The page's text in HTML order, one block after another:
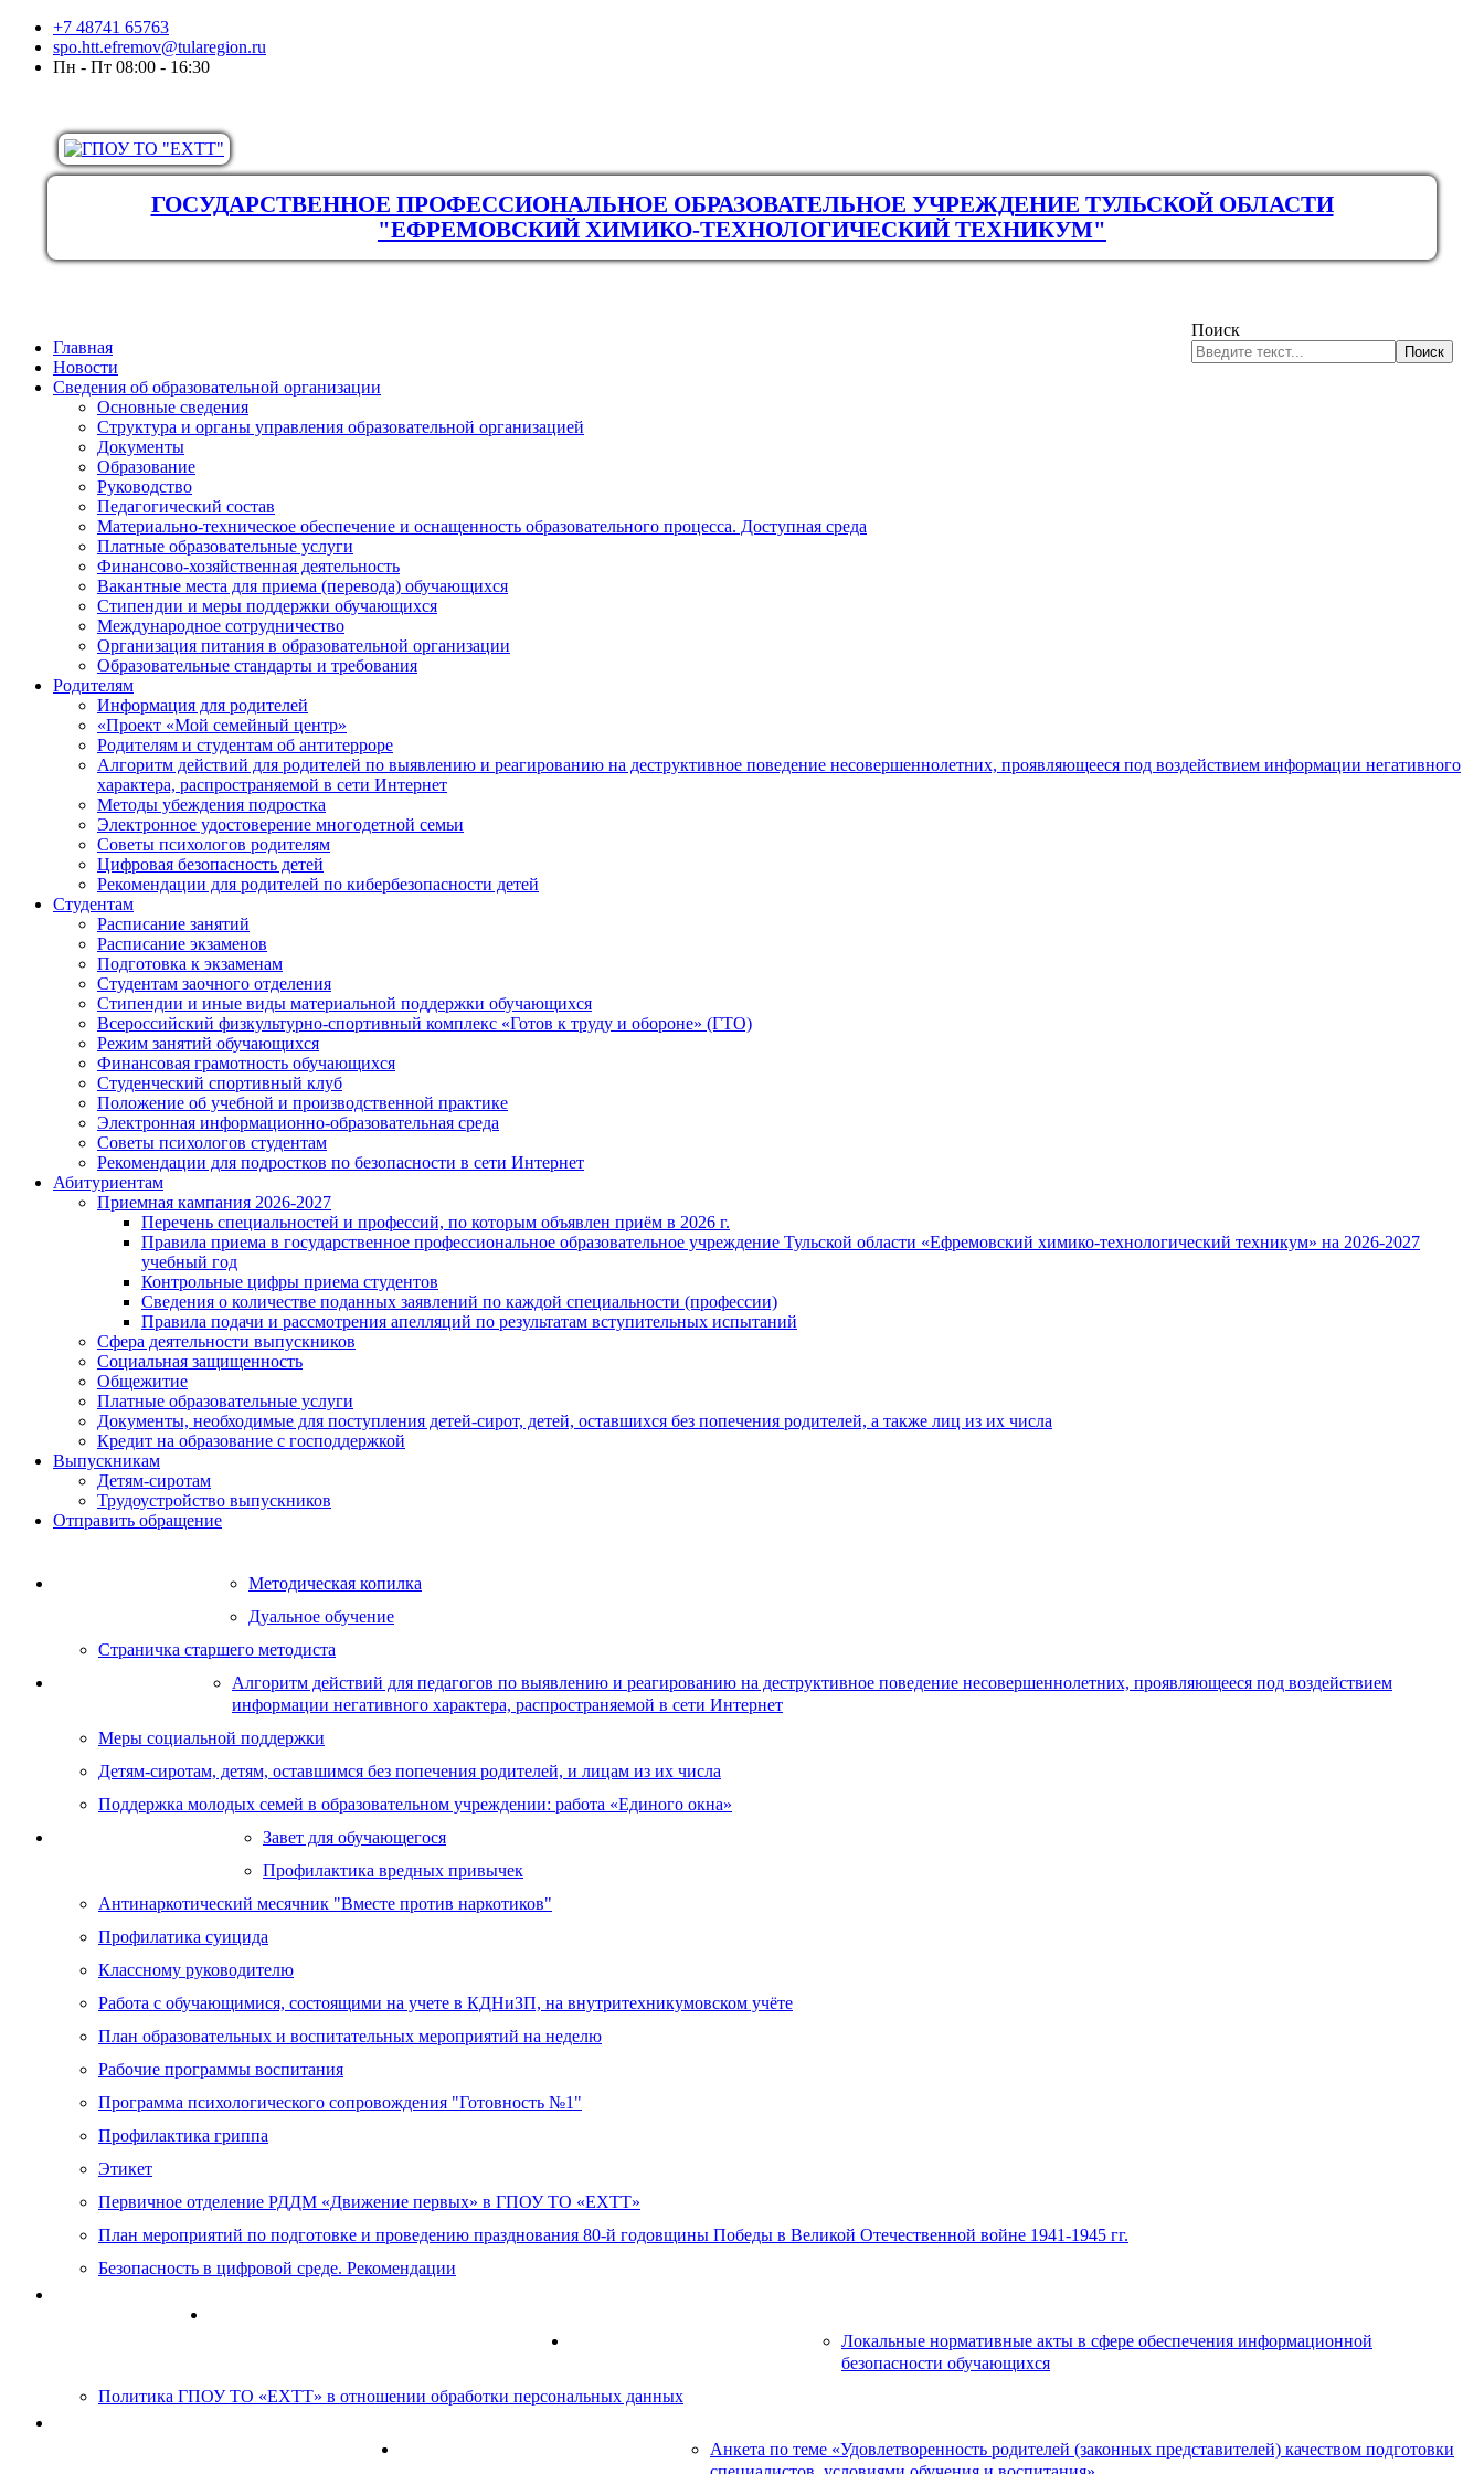
+7 48741 65763
spo.htt.efremov@tularegion.ru
Пн - Пт 08:00 - 16:30
ГОСУДАРСТВЕННОЕ ПРОФЕССИОНАЛЬНОЕ ОБРАЗОВАТЕЛЬНОЕ УЧРЕЖДЕНИЕ ТУЛЬСКОЙ ОБЛАСТИ
"ЕФРЕМОВСКИЙ ХИМИКО-ТЕХНОЛОГИЧЕСКИЙ ТЕХНИКУМ"
Поиск
Поиск
Главная
Новости
Сведения об образовательной организации
Основные сведения
Структура и органы управления образовательной организацией
Документы
Образование
Руководство
Педагогический состав
Материально-техническое обеспечение и оснащенность образовательного процесса. Доступная среда
Платные образовательные услуги
Финансово-хозяйственная деятельность
Вакантные места для приема (перевода) обучающихся
Стипендии и меры поддержки обучающихся
Международное сотрудничество
Организация питания в образовательной организации
Образовательные стандарты и требования
Родителям
Информация для родителей
«Проект «Мой семейный центр»
Родителям и студентам об антитерроре
Алгоритм действий для родителей по выявлению и реагированию на деструктивное поведение несовершеннолетних, проявляющееся под воздействием информации негативного
характера, распространяемой в сети Интернет
Методы убеждения подростка
Электронное удостоверение многодетной семьи
Советы психологов родителям
Цифровая безопасность детей
Рекомендации для родителей по кибербезопасности детей
Студентам
Расписание занятий
Расписание экзаменов
Подготовка к экзаменам
Студентам заочного отделения
Стипендии и иные виды материальной поддержки обучающихся
Всероссийский физкультурно-спортивный комплекс «Готов к труду и обороне» (ГТО)
Режим занятий обучающихся
Финансовая грамотность обучающихся
Студенческий спортивный клуб
Положение об учебной и производственной практике
Электронная информационно-образовательная среда
Советы психологов студентам
Рекомендации для подростков по безопасности в сети Интернет
Абитуриентам
Приемная кампания 2026-2027
Перечень специальностей и профессий, по которым объявлен приём в 2026 г.
Правила приема в государственное профессиональное образовательное учреждение Тульской области «Ефремовский химико-технологический техникум» на 2026-2027
учебный год
Контрольные цифры приема студентов
Сведения о количестве поданных заявлений по каждой специальности (профессии)
Правила подачи и рассмотрения апелляций по результатам вступительных испытаний
Сфера деятельности выпускников
Социальная защищенность
Общежитие
Платные образовательные услуги
Документы, необходимые для поступления детей-сирот, детей, оставшихся без попечения родителей, а также лиц из их числа
Кредит на образование с господдержкой
Выпускникам
Детям-сиротам
Трудоустройство выпускников
Отправить обращение
Методическая копилка
Дуальное обучение
Страничка старшего методиста
Алгоритм действий для педагогов по выявлению и реагированию на деструктивное поведение несовершеннолетних, проявляющееся под воздействием
информации негативного характера, распространяемой в сети Интернет
Меры социальной поддержки
Детям-сиротам, детям, оставшимся без попечения родителей, и лицам из их числа
Поддержка молодых семей в образовательном учреждении: работа «Единого окна»
Завет для обучающегося
Профилактика вредных привычек
Антинаркотический месячник "Вместе против наркотиков"
Профилатика суицида
Классному руководителю
Работа с обучающимися, состоящими на учете в КДНиЗП, на внутритехникумовском учёте
План образовательных и воспитательных мероприятий на неделю
Рабочие программы воспитания
Программа психологического сопровождения "Готовность №1"
Профилактика гриппа
Этикет
Первичное отделение РДДМ «Движение первых» в ГПОУ ТО «ЕХТТ»
План мероприятий по подготовке и проведению празднования 80-й годовщины Победы в Великой Отечественной войне 1941-1945 гг.
Безопасность в цифровой среде. Рекомендации
Антикоррупция
Локальные нормативные акты в сфере обеспечения информационной
безопасности обучающихся
Политика ГПОУ ТО «ЕХТТ» в отношении обработки персональных данных
Анкета по теме «Удовлетворенность родителей (законных представителей) качеством подготовки